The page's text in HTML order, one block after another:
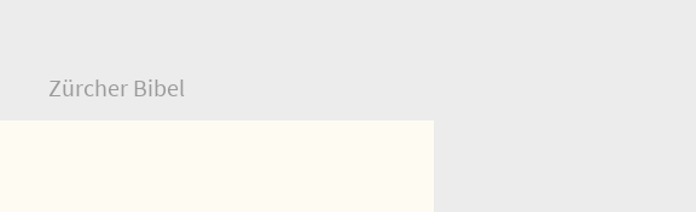
Zürcher Bibel